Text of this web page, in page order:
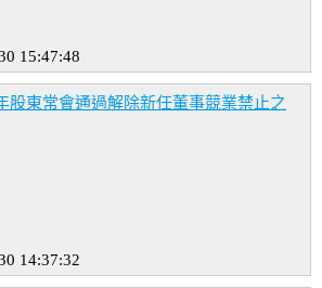
15:47:48
股東常會通過解除新任董事競業禁止之
14:37:32